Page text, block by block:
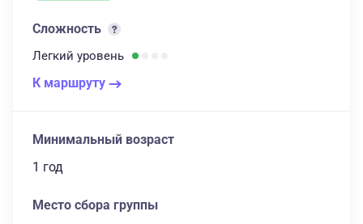
Сложность
Легкий уровень
К маршруту
Минимальный возраст
1 год
Место сбора группы